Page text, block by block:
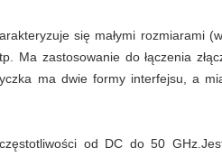
się małymi rozmiarami
Ma zastosowanie do łączenia
ma dwie formy interfejsu, a
od DC do 50